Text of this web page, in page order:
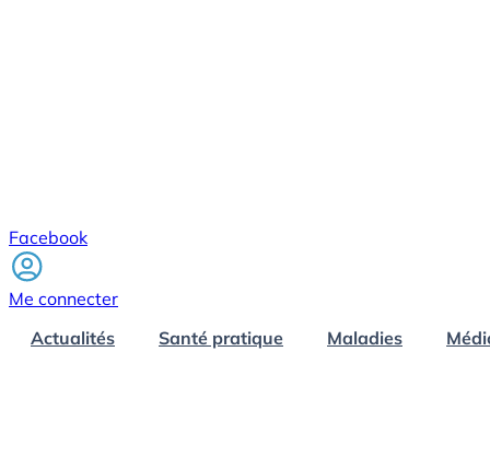
Facebook
Me connecter
Actualités
Santé pratique Maladies